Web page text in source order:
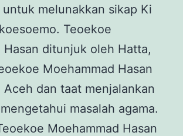
melunakkan sikap Ki
Teoekoe
Hasan ditunjuk oleh Hatta,
Moehammad Hasan
Aceh dan taat menjalankan
masalah agama.
Moehammad Hasan